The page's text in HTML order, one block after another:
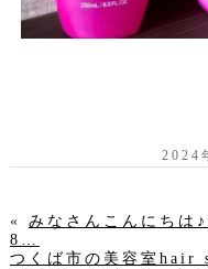
2024
« みなさんこんにちは
8…
つくば市の美容室hair